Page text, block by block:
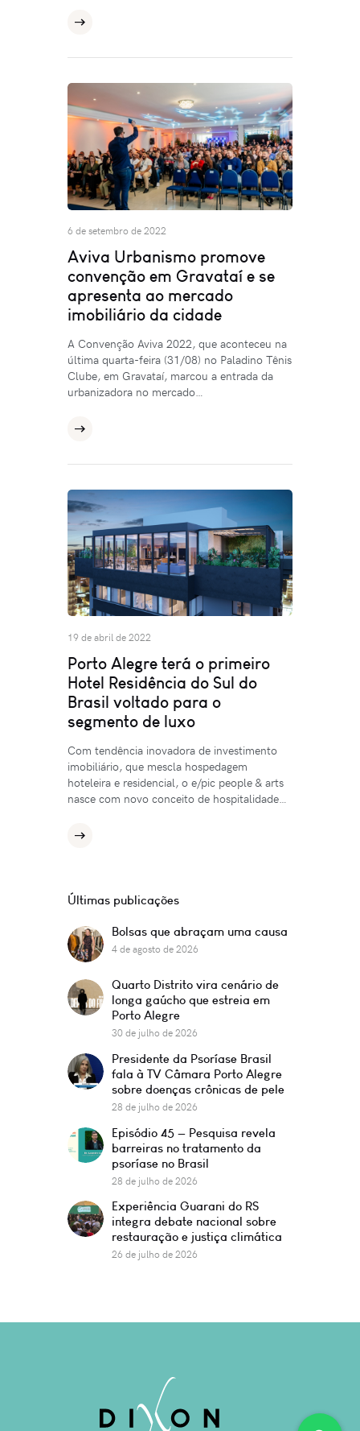
6 de setembro de 2022
Aviva Urbanismo promove
convenção em Gravataí e se
apresenta ao mercado
imobiliário da cidade
A Convenção Aviva 2022, que aconteceu na
última quarta-feira (31/08) no Paladino Tênis
Clube, em Gravataí, marcou a entrada da
urbanizadora no mercado…
19 de abril de 2022
Porto Alegre terá o primeiro
Hotel Residência do Sul do
Brasil voltado para o
segmento de luxo
Com tendência inovadora de investimento
imobiliário, que mescla hospedagem
hoteleira e residencial, o e/pic people & arts
nasce com novo conceito de hospitalidade…
Últimas publicações
Bolsas que abraçam uma causa
4 de agosto de 2026
Quarto Distrito vira cenário de
longa gaúcho que estreia em
Porto Alegre
30 de julho de 2026
Presidente da Psoríase Brasil
fala à TV Câmara Porto Alegre
sobre doenças crônicas de pele
28 de julho de 2026
Episódio 45 — Pesquisa revela
barreiras no tratamento da
psoríase no Brasil
28 de julho de 2026
Experiência Guarani do RS
integra debate nacional sobre
restauração e justiça climática
26 de julho de 2026